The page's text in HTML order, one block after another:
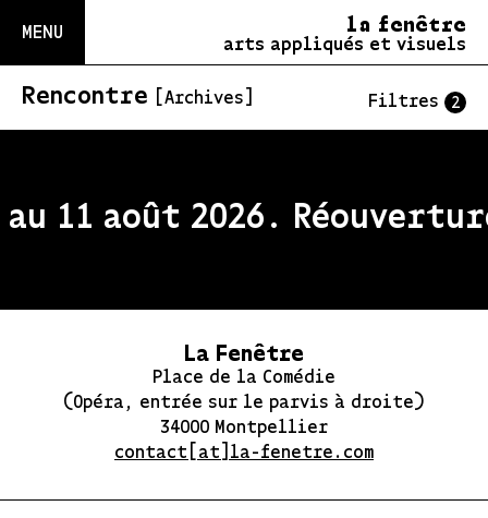
MENU la fenêtre
arts appliqués et visuels
Rencontre [Archives] Filtres 2
11 août 2026.
La Fenêtre
Place de la Comédie
(Opéra, entrée sur le parvis à droite)
34000 Montpellier
contact[at]la-fenetre.com